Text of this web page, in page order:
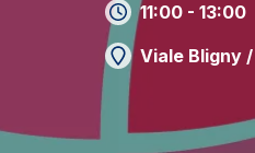
11:00 - 13:00
Viale Bligny